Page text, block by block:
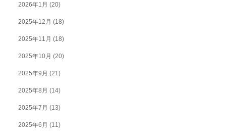
2026年1月 (20)
2025年12月 (18)
2025年11月 (18)
2025年10月 (20)
2025年9月 (21)
2025年8月 (14)
2025年7月 (13)
2025年6月 (11)